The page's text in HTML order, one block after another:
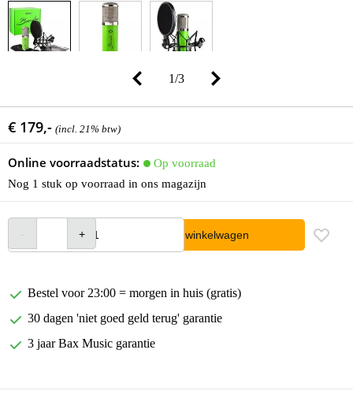
1/3
€ 179,- (incl. 21% btw)
Online voorraadstatus:
Op voorraad
Nog 1 stuk op voorraad in ons magazijn
In winkelwagen
Bestel voor 23:00 = morgen in huis (gratis)
30 dagen 'niet goed geld terug' garantie
3 jaar Bax Music garantie